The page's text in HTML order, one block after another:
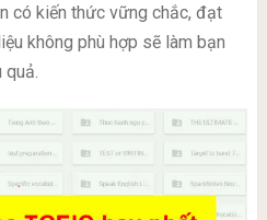
có kiến thức vững chắc, đạt
không phù hợp sẽ làm bạn
quả.